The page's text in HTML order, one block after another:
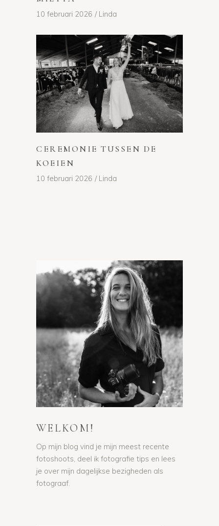
10 februari 2026 Linda
CEREMONIE TUSSEN DE
KOEIEN
10 februari 2026 Linda
WELKOM!
Op mijn blog vind je mijn meest recente
fotoshoots, deel ik fotografie tips en lees
je over mijn dagelijkse bezigheden als
fotograaf.